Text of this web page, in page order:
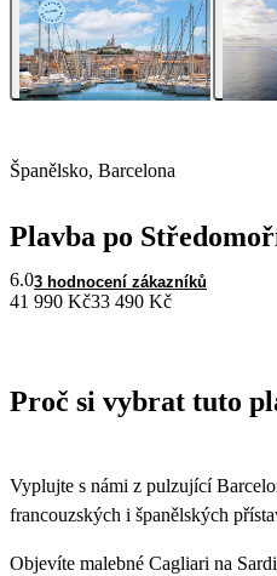
Španělsko, Barcelona
Plavba po
6.03 hodnocení zákazníků
41 990 Kč33 490 Kč
Proč si vybrat tuto
Vyplujte s námi z pulzující
francouzských i španělských
Objevíte malebné Cagliari na